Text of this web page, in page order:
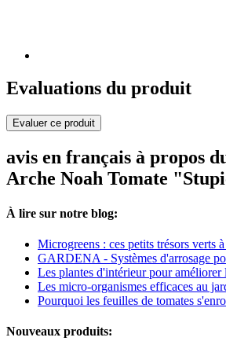
Evaluations du produit
Evaluer ce produit
avis en français à propos
Arche Noah Tomate
À lire sur notre blog:
Microgreens : ces petits trésors verts
GARDENA - Systèmes d'arrosage
Les plantes d'intérieur pour améliorer
Les micro-organismes efficaces au
Pourquoi les feuilles de tomates
Nouveaux produits: